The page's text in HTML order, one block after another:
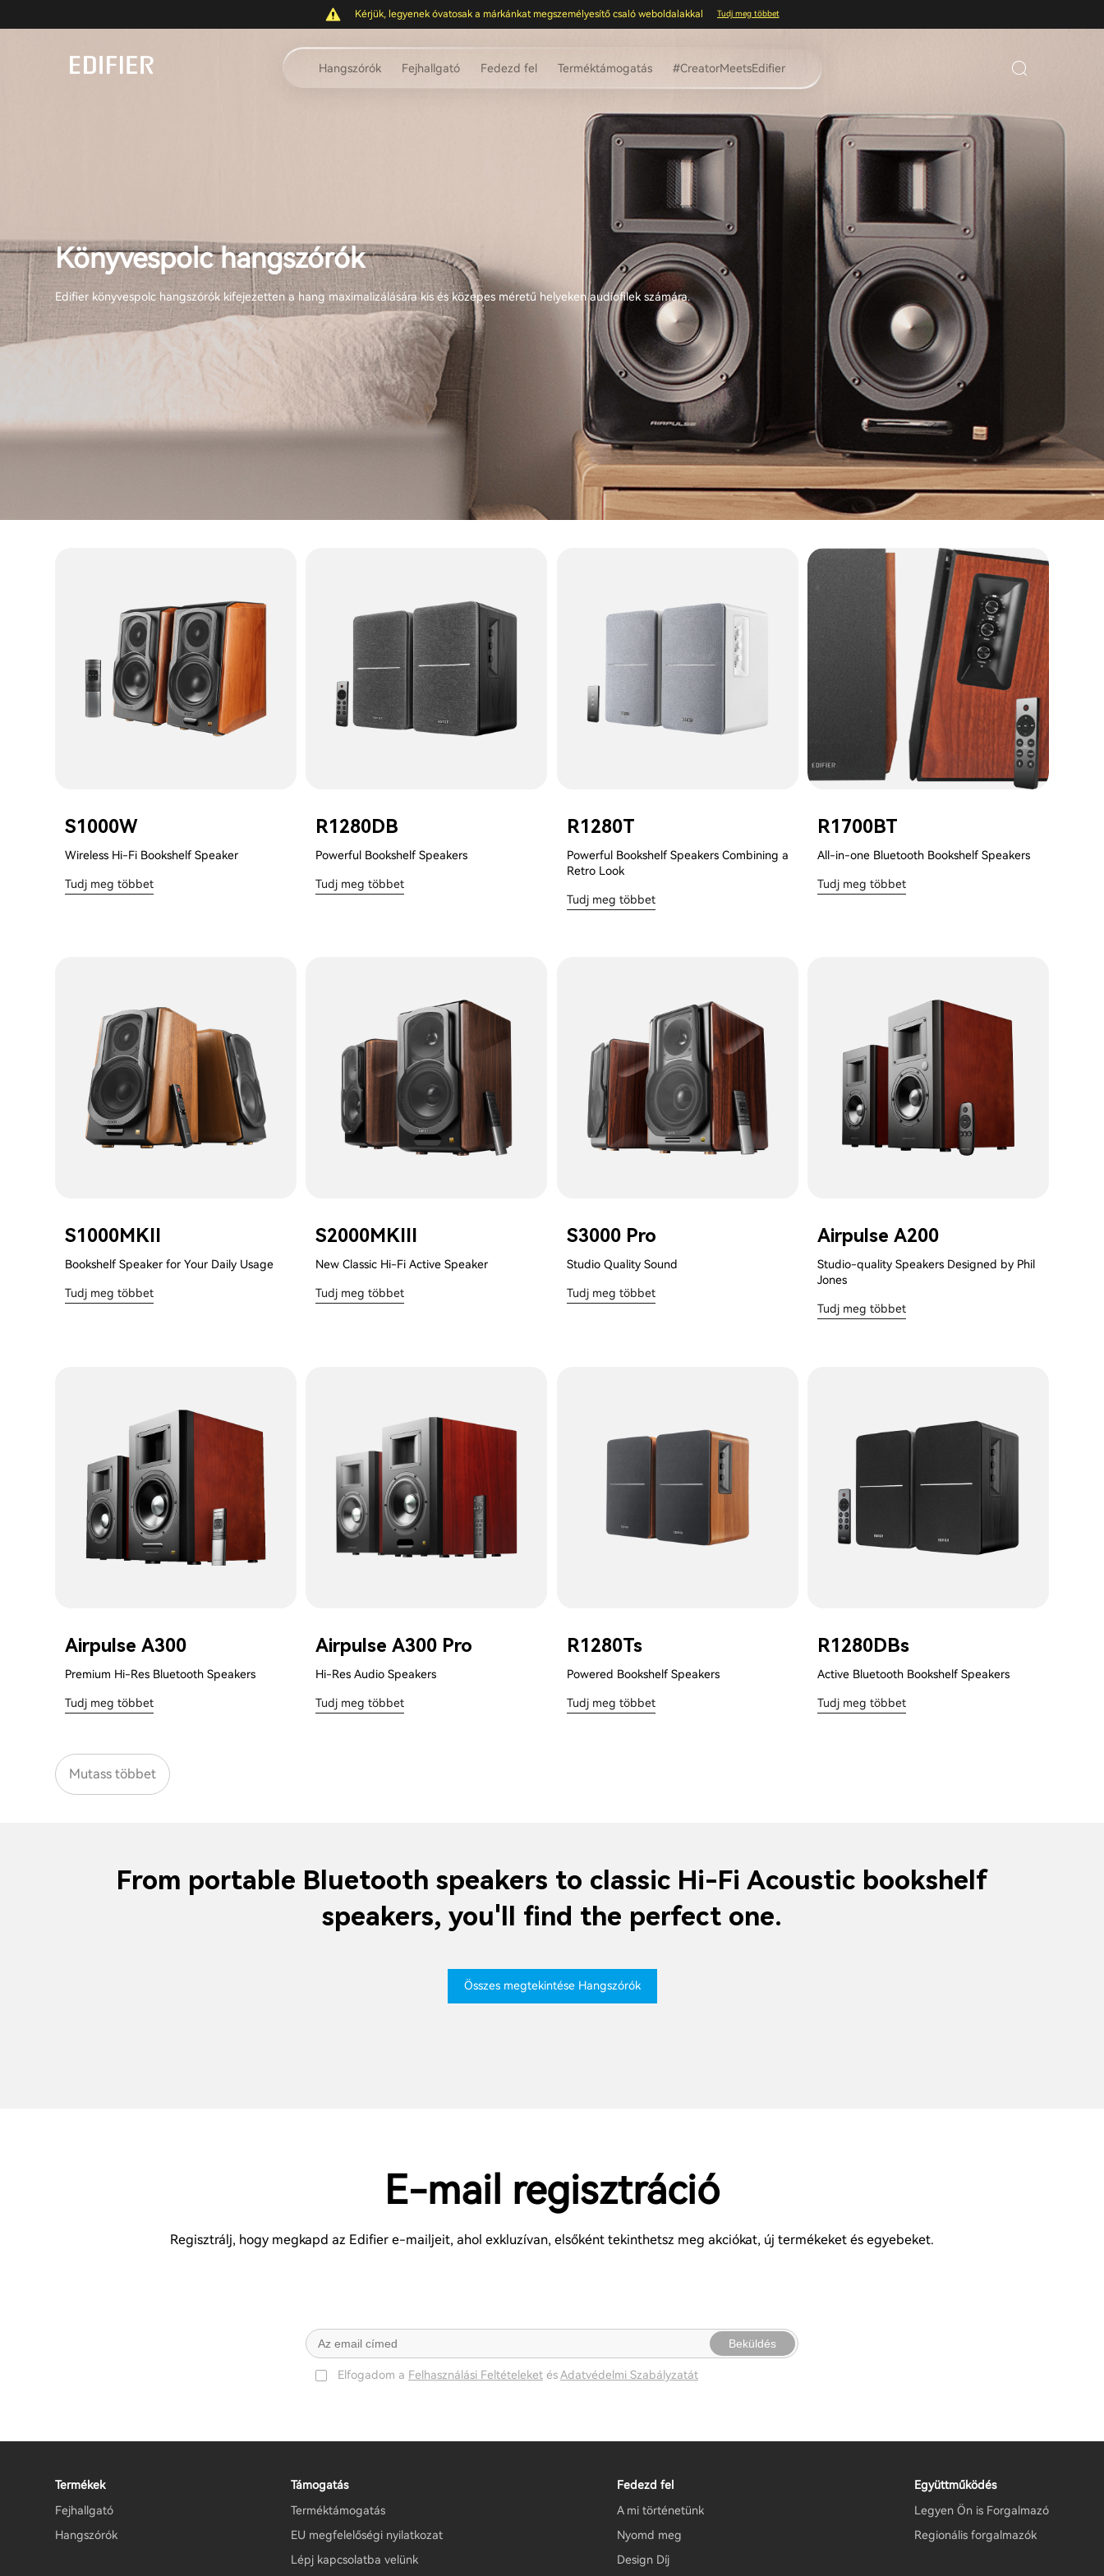
Kérjük, legyenek óvatosak a márkánkat megszemélyesítő csaló weboldalakkal Tudj meg többet
Hangszórók Fejhallgató Fedezd fel Terméktámogatás #CreatorMeetsEdifier
Könyvespolc hangszórók
Edifier könyvespolc hangszórók kifejezetten a hang maximalizálására kis és közepes méretű helyeken audiofilek számára.
S1000W
Wireless Hi-Fi Bookshelf Speaker
Tudj meg többet
R1280DB
Powerful Bookshelf Speakers
Tudj meg többet
R1280T
Powerful Bookshelf Speakers Combining a
Retro Look
Tudj meg többet
R1700BT
All-in-one Bluetooth Bookshelf Speakers
Tudj meg többet
S1000MKII
Bookshelf Speaker for Your Daily Usage
Tudj meg többet
S2000MKIII
New Classic Hi-Fi Active Speaker
Tudj meg többet
S3000 Pro
Studio Quality Sound
Tudj meg többet
Airpulse A200
Studio-quality Speakers Designed by Phil
Jones
Tudj meg többet
Airpulse A300
Premium Hi-Res Bluetooth Speakers
Tudj meg többet
Airpulse A300 Pro
Hi-Res Audio Speakers
Tudj meg többet
R1280Ts
Powered Bookshelf Speakers
Tudj meg többet
R1280DBs
Active Bluetooth Bookshelf Speakers
Tudj meg többet
Mutass többet
From portable Bluetooth speakers to classic Hi-Fi Acoustic bookshelf
speakers, you'll find the perfect one.
Összes megtekintése Hangszórók
E-mail regisztráció
Regisztrálj, hogy megkapd az Edifier e-mailjeit, ahol exkluzívan, elsőként tekinthetsz meg akciókat, új termékeket és egyebeket.
Beküldés
Elfogadom a Felhasználási Feltételeket ésAdatvédelmi Szabályzatát
Termékek
Fejhallgató
Hangszórók
Támogatás
Terméktámogatás
EU megfelelőségi nyilatkozat
Lépj kapcsolatba velünk
Fedezd fel
A mi történetünk
Nyomd meg
Design Díj
Együttműködés
Legyen Ön is Forgalmazó
Regionális forgalmazók